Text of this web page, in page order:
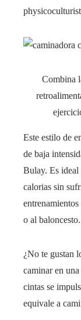
Combina
Este estilo de
de baja
Bulay. Es ideal
calorias sin
o al baloncesto.
¿No te gustan
caminar en
cintas se
equivale a